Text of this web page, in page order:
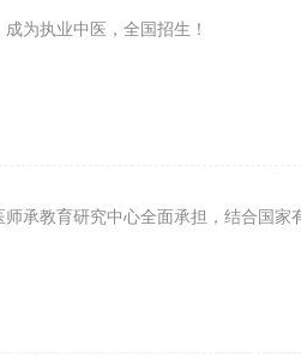
为执业中医，全国招生！
承教育研究中心全面承担，结合国